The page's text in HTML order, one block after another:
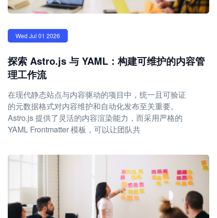
Wed Jul 01 2026
探索 Astro.js 与 YAML：构建可维护的内容管
理工作流
在现代静态站点与内容驱动的项目中，统一且可验证
的元数据格式对内容维护和自动化发布至关重要。
Astro.js 提供了灵活的内容渲染能力，而采用严格的
YAML Frontmatter 模板，可以让团队共